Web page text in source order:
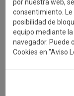
por nuestra web,
consentimiento.
posibilidad de
equipo mediante
navegador. Puede
Cookies en "Aviso
En esta
filtros por